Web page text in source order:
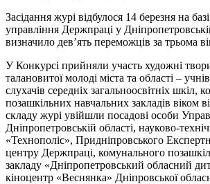
Засідання журі відбулося 14 березня на
управління Держпраці у
визначило дев’ять переможців за трьома
У Конкурсі прийняли участь художні
талановитої молоді міста та області –
слухачів середніх загальноосвітніх шкіл,
позашкільних навчальних закладів віком
складу журі увійшли посадові особи
Дніпропетровській області, науково-
«Технополіс», Придніпровського
центру Держпраці, комунального
закладу «Дніпропетровський обласний
кіноцентр «Веснянка» Дніпровської